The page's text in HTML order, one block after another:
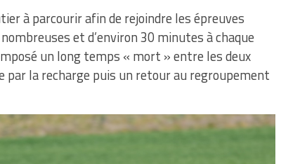
à parcourir afin de rejoindre les épreuves
et d’environ 30 minutes à chaque
un long temps « mort » entre les deux
par la recharge puis un retour au regroupement